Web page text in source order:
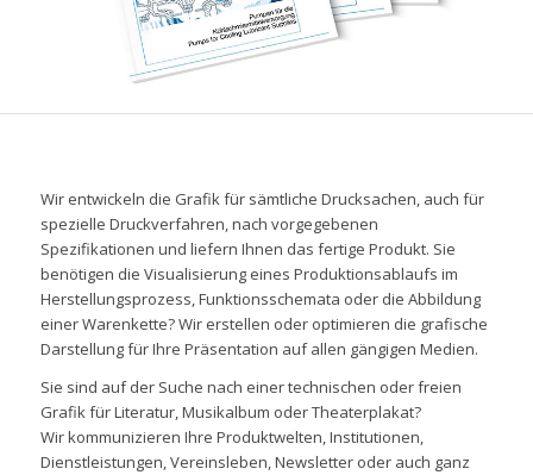
Wir entwickeln die Grafik für sämtliche Drucksachen, auch für
spezielle Druckverfahren, nach vorgegebenen
Spezifikationen und liefern Ihnen das fertige Produkt. Sie
benötigen die Visualisierung eines Produktionsablaufs im
Herstellungsprozess, Funktionsschemata oder die Abbildung
einer Warenkette? Wir erstellen oder optimieren die grafische
Darstellung für Ihre Präsentation auf allen gängigen Medien.
Sie sind auf der Suche nach einer technischen oder freien
Grafik für Literatur, Musikalbum oder Theaterplakat?
Wir kommunizieren Ihre Produktwelten, Institutionen,
Dienstleistungen, Vereinsleben, Newsletter oder auch ganz